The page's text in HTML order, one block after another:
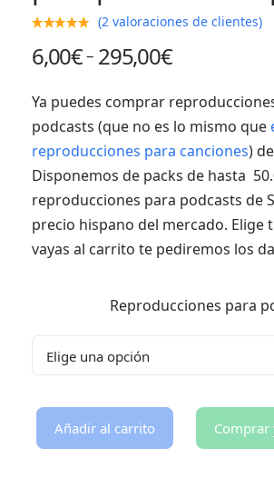
(2valoraciones de clientes)
6,00€– 295,00€
Ya puedes comprar
podcasts (que no es lo mismo que
reproducciones para canciones)
Disponemos de packs de hasta
reproducciones para podcasts de
precio hispano del mercado. Elige
vayas al carrito te pediremos los
Reproducciones para
Añadir al carrito Comprar